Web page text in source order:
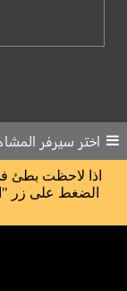
اختر سيرفر
اذا لاحظت بطئ
الضغط على زر